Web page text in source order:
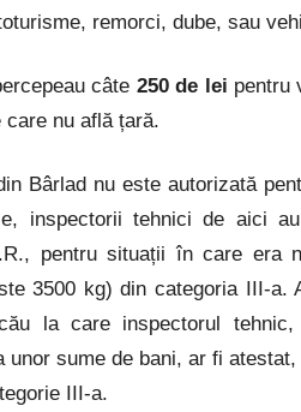
remorci, dube, sau
câte 250 de lei pentru
care nu află țară.
Bârlad nu este autorizată
inspectorii tehnici de aici
pentru situații în care era
3500 kg) din categoria III-
la care inspectorul tehnic,
unor sume de bani, ar fi
III-a.